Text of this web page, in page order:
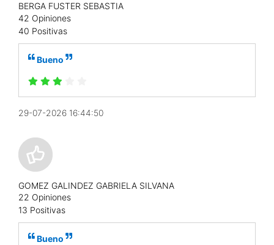
BERGA FUSTER SEBASTIA
42 Opiniones
40 Positivas
Bueno
29-07-2026 16:44:50
GOMEZ GALINDEZ GABRIELA SILVANA
22 Opiniones
13 Positivas
Bueno